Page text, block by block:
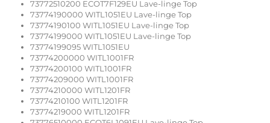
73772510200 ECOT7F129EU Lave-linge Top
73774190000 WITL1051EU Lave-linge Top
73774190100 WITL1051EU Lave-linge Top
73774199000 WITL1051EU Lave-linge Top
73774199095 WITL1051EU
73774200000 WITL1001FR
73774200100 WITL1001FR
73774209000 WITL1001FR
73774210000 WITL1201FR
73774210100 WITL1201FR
73774219000 WITL1201FR